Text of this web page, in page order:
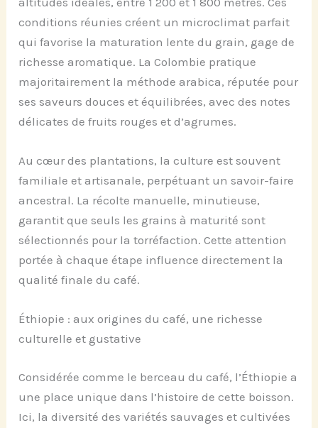
conditions réunies créent un microclimat parfait
qui favorise la maturation lente du grain, gage de
richesse aromatique. La Colombie pratique
majoritairement la méthode arabica, réputée pour
ses saveurs douces et équilibrées, avec des notes
délicates de fruits rouges et d’agrumes.
Au cœur des plantations, la culture est souvent
familiale et artisanale, perpétuant un savoir-faire
ancestral. La récolte manuelle, minutieuse,
garantit que seuls les grains à maturité sont
sélectionnés pour la torréfaction. Cette attention
portée à chaque étape influence directement la
qualité finale du café.
Éthiopie : aux origines du café, une richesse
culturelle et gustative
Considérée comme le berceau du café, l’Éthiopie a
une place unique dans l’histoire de cette boisson.
Ici, la diversité des variétés sauvages et cultivées